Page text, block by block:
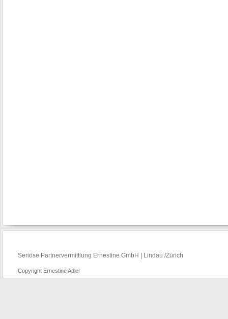
Seriöse Partnervermittlung Ernestine GmbH | Lindau /Zürich
Copyright Ernestine Adler